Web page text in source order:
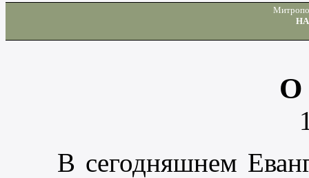
О
В сегодняшнем